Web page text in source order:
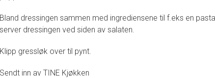
Bland dressingen sammen med ingrediensene til f.eks en
server dressingen ved siden av salaten.
Klipp gressløk over til pynt.
Sendt inn av TINE Kjøkken